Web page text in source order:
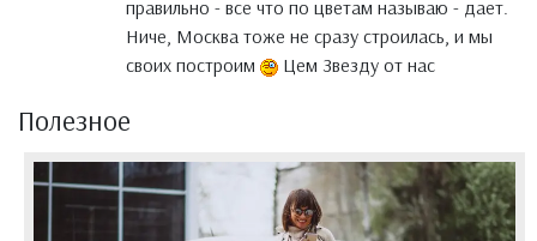
правильно - все что по цветам называю - дает.
Ниче, Москва тоже не сразу строилась, и мы
своих построим
Цем Звезду от нас
Полезное